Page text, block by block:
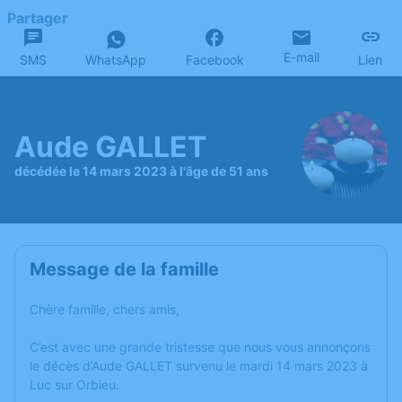
Partager
SMS WhatsApp Facebook E-mail Lien
Aude GALLET
décédée le 14 mars 2023 à l'âge de 51 ans
Message de la famille
Chère famille, chers amis,
C’est avec une grande tristesse que nous vous annonçons
le décès d’Aude GALLET survenu le mardi 14 mars 2023 à
Luc sur Orbieu.